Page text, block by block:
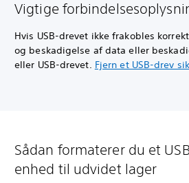
Vigtige
Hvis USB-drevet ikke frakobles
og beskadigelse af data eller
eller USB-drevet. Fjern et USB-drev
Sådan formaterer du et
enhed til udvidet lager